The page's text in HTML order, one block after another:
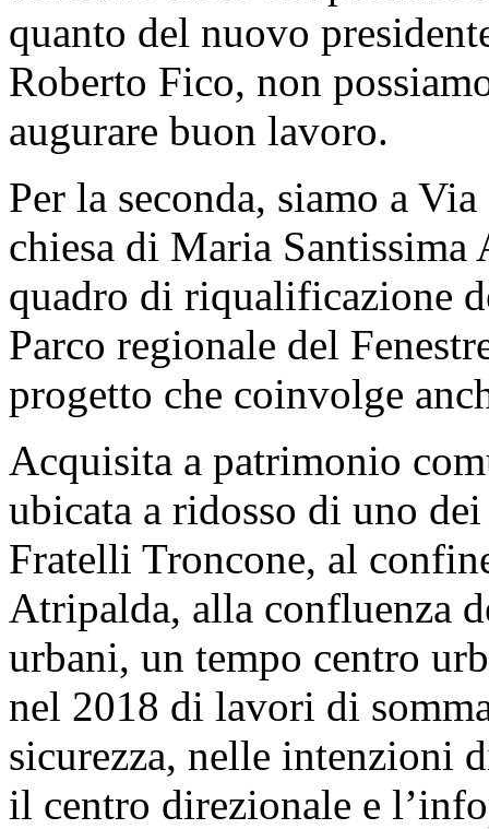
quanto del nuovo
Roberto Fico, non
augurare buon lavoro.
Per la seconda, siamo a
chiesa di Maria
quadro di riqualificazione
Parco regionale del
progetto che coinvolge
Acquisita a patrimonio
ubicata a ridosso di uno
Fratelli Troncone, al
Atripalda, alla confluenza
urbani, un tempo centro
nel 2018 di lavori di
sicurezza, nelle intenzioni
il centro direzionale e